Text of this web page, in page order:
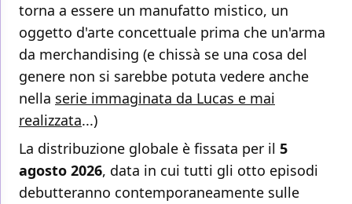
torna a essere un manufatto mistico, un
oggetto d'arte concettuale prima che un'arma
da merchandising (e chissà se una cosa del
genere non si sarebbe potuta vedere anche
nella serie immaginata da Lucas e mai
realizzata...)
La distribuzione globale è fissata per il 5
agosto 2026, data in cui tutti gli otto episodi
debutteranno contemporaneamente sulle